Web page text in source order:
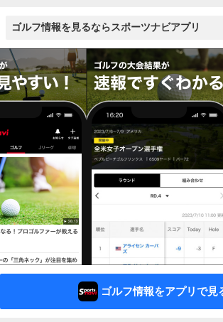
ゴルフ情報を見るならスポーツナビアプリ
ゴルフ情報をアプリで見